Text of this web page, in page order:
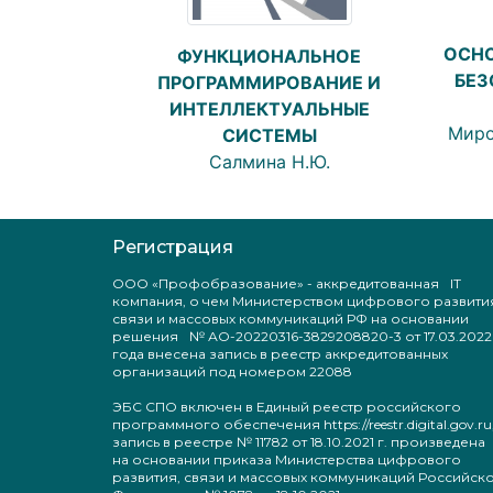
ФУНКЦИОНАЛЬНОЕ
ПРОГРАММИРОВАНИЕ И
ИНТЕЛЛЕКТУАЛЬНЫЕ
СИСТЕМЫ
Салмина Н.Ю.
Регистрация
ООО «Профобразование» - аккредитованная IT
компания, о чем Министерством цифрового
связи и массовых коммуникаций РФ на основании
решения № АО-20220316-3829208820-3 от 17.03.2022
года внесена запись в реестр аккредитованных
организаций под номером 22088
ЭБС СПО включен в Единый реестр российского
программного обеспечения https://reestr.digital.gov.ru,
запись в реестре № 11782 от 18.10.2021 г. произведена
на основании приказа Министерства цифрового
развития, связи и массовых коммуникаций